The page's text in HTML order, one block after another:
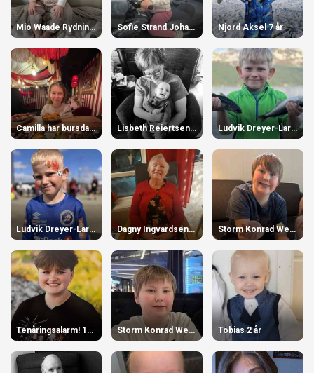
Mio Waade Rydningen 1 år Sofie Strand Johansen 7 år Njord Aksel 7 år
Camilla har bursdag! 24 år Lisbeth Reiertsen 60 år Ludvik Dreyer-Larsen 7 år
Ludvik Dreyer-Larsen 7 år Dagny Ingvardsen 90 år Storm Konrad Wensel 14 år
Tenåringsalarm! 13 år Storm Konrad Wensel 14 år Tobias 2 år